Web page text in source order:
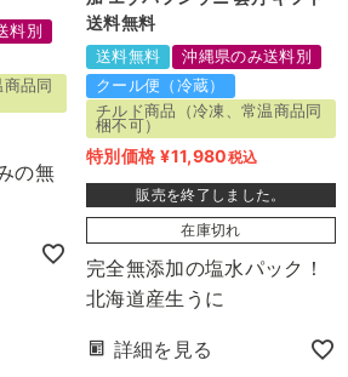
料別
品同
の無
送料無料
送料無料
沖縄県のみ送料別
クール便（冷蔵）
チルド商品（冷凍、常温商品同
梱不可）
特別価格 ¥11,980税込
販売を終了しました。
在庫切れ
完全無添加の塩水パック！
北海道産生うに
詳細を見る